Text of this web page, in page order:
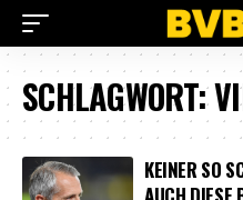
SCHLAGWORT:
KEINER SO